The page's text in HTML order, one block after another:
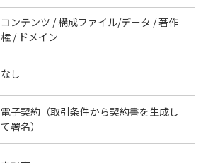
コンテンツ / 構成ファイル/データ / 著作
権 / ドメイン
なし
電子契約（取引条件から契約書を生成し
て署名）